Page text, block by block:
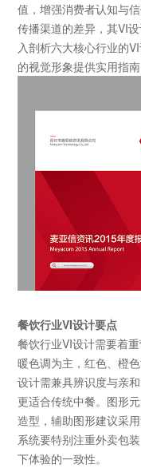
值，增强消费者认知与
传播渠道的差异，其VI
入剖析六大核心行业的
的视觉形象提供实用指南
餐饮行业VI设计要点
餐饮行业VI设计需要着
暖色调为主，红色、橙
设计需兼具辨识度与亲
更适合传统中餐。图形
造型，辅助图形建议采
系统要特别注重外卖包
下体验的一致性。